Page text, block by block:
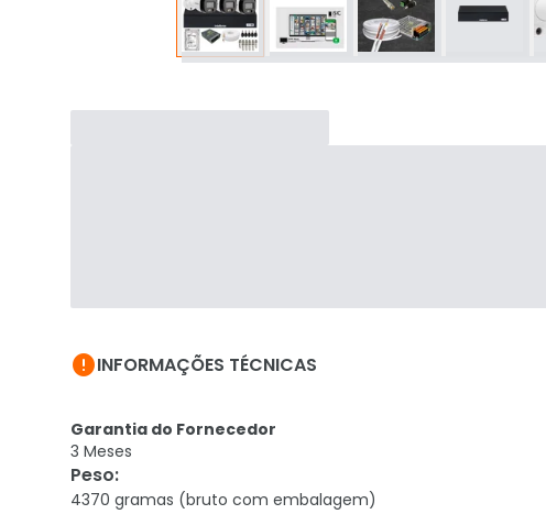
INFORMAÇÕES TÉCNICAS
Garantia do Fornecedor
3 Meses
Peso:
4370 gramas (bruto com embalagem)